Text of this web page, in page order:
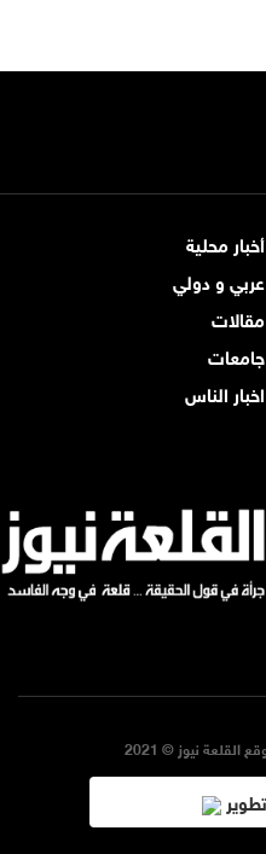
أخبار محلية
عربي و دولي
مقالات
جامعات
اخبار الناس
نيوز © 2021